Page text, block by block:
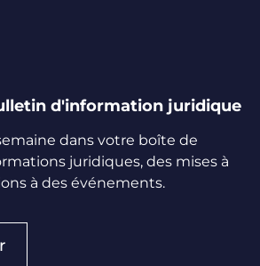
d'information juridique
dans votre boîte de
juridiques, des mises à
à des événements.